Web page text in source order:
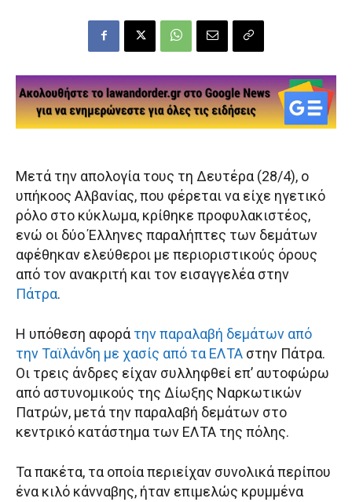
Μετά την απολογία τους τη Δευτέρα (28/4), ο
υπήκοος Αλβανίας, που φέρεται να είχε ηγετικό
ρόλο στο κύκλωμα, κρίθηκε προφυλακιστέος,
ενώ οι δύο Έλληνες παραλήπτες των δεμάτων
αφέθηκαν ελεύθεροι με περιοριστικούς όρους
από τον ανακριτή και τον εισαγγελέα στην
Πάτρα.
Η υπόθεση αφοράτην παραλαβή δεμάτων από
την Ταϊλάνδη με χασίς από τα ΕΛΤΑ στην Πάτρα.
Οι τρεις άνδρες είχαν συλληφθεί επ’ αυτοφώρω
από αστυνομικούς της Δίωξης Ναρκωτικών
Πατρών, μετά την παραλαβή δεμάτων στο
κεντρικό κατάστημα των ΕΛΤΑ της πόλης.
Τα πακέτα, τα οποία περιείχαν συνολικά περίπου
ένα κιλό κάνναβης, ήταν επιμελώς κρυμμένα